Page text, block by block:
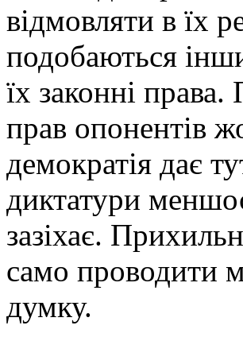
відмовляти в їх
подобаються
їх законні
прав опонентів
демократія дає
диктатури
зазіхає.
само проводити
думку.